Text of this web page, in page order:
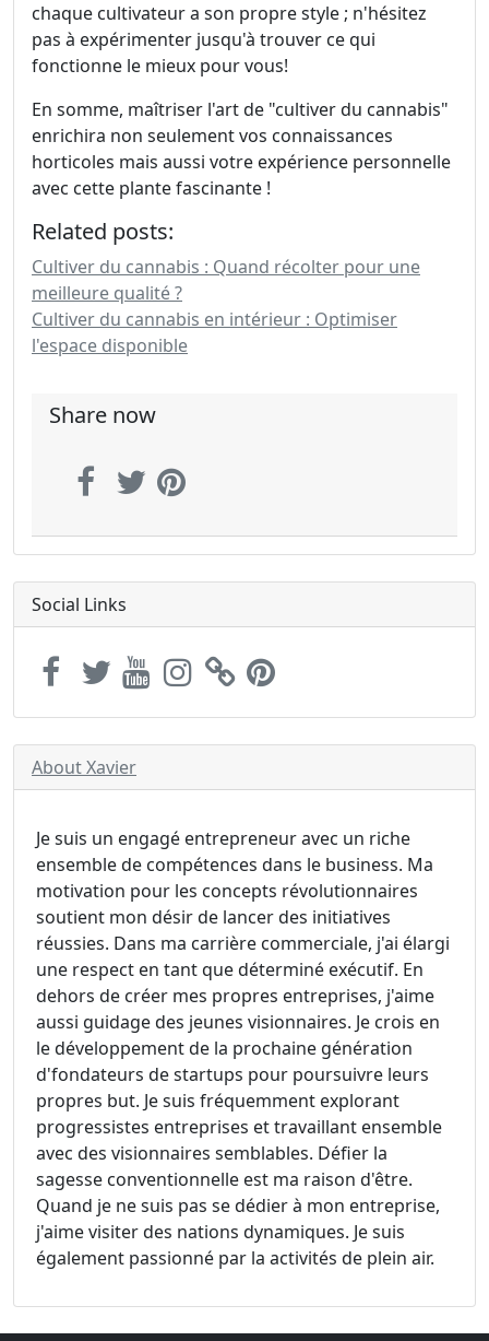
chaque cultivateur a son propre style ; n'hésitez
pas à expérimenter jusqu'à trouver ce qui
fonctionne le mieux pour vous!
En somme, maîtriser l'art de "cultiver du cannabis"
enrichira non seulement vos connaissances
horticoles mais aussi votre expérience personnelle
avec cette plante fascinante !
Related posts:
Cultiver du cannabis : Quand récolter pour une
meilleure qualité ?
Cultiver du cannabis en intérieur : Optimiser
l'espace disponible
Share now
Social Links
About Xavier
Je suis un engagé entrepreneur avec un riche
ensemble de compétences dans le business. Ma
motivation pour les concepts révolutionnaires
soutient mon désir de lancer des initiatives
réussies. Dans ma carrière commerciale, j'ai élargi
une respect en tant que déterminé exécutif. En
dehors de créer mes propres entreprises, j'aime
aussi guidage des jeunes visionnaires. Je crois en
le développement de la prochaine génération
d'fondateurs de startups pour poursuivre leurs
propres but. Je suis fréquemment explorant
progressistes entreprises et travaillant ensemble
avec des visionnaires semblables. Défier la
sagesse conventionnelle est ma raison d'être.
Quand je ne suis pas se dédier à mon entreprise,
j'aime visiter des nations dynamiques. Je suis
également passionné par la activités de plein air.